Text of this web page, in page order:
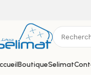
BoutiqueSelimat